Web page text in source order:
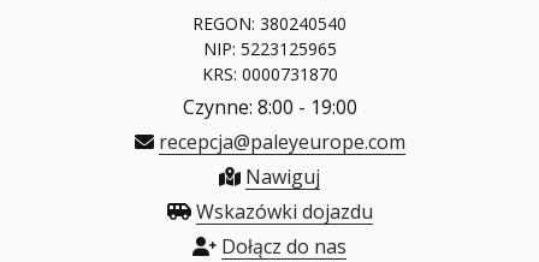
REGON: 380240540
NIP: 5223125965
KRS: 0000731870
Czynne: 8:00 - 19:00
recepcja@paleyeurope.com
Nawiguj
Wskazówki dojazdu
Dołącz do nas